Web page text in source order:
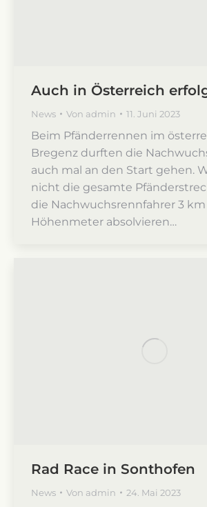
Auch in Österreich
News Von admin 11. Juni 2023
Beim Pfänderrennen im
Bregenz durften die
auch mal an den Start gehen.
nicht die gesamte
die Nachwuchsrennfahrer 3
Höhenmeter absolvieren…
Rad Race in Sonthofen
News Von admin 24. Mai 2023